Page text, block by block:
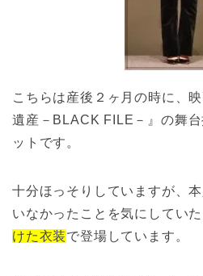
こちらは産後２ヶ月の時に、
遺産－BLACK FILE－』の舞
ットです。
十分ほっそりしていますが、
いなかったことを気にしていた
けた衣装で登場しています。